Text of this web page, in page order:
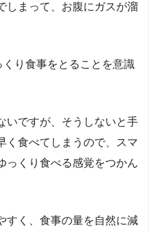
しまって、お腹にガスが溜
り食事をとることを意識
いですが、そうしないと手
く食べてしまうので、スマ
っくり食べる感覚をつかん
すく、食事の量を自然に減